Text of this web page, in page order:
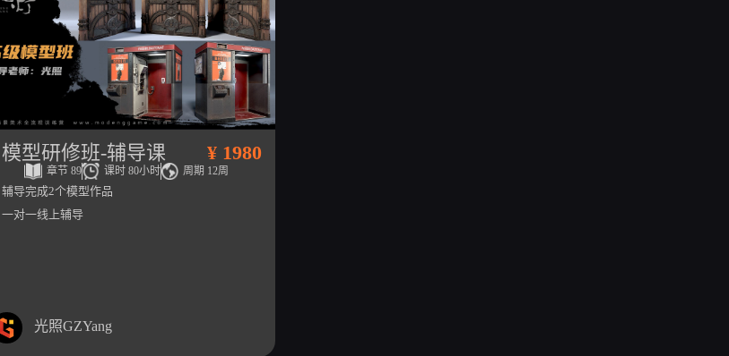
模型研修班-辅导课 ¥ 1980
章节 89 课时 80小时 周期 12周
辅导完成2个模型作品
一对一线上辅导
光照GZYang